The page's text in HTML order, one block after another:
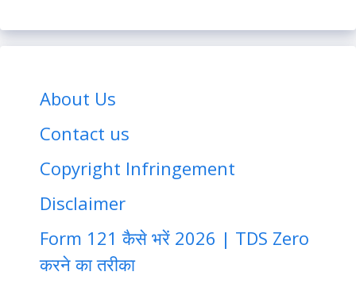
About Us
Contact us
Copyright Infringement
Disclaimer
Form 121 कैसे भरें 2026 | TDS Zero
करने का तरीका